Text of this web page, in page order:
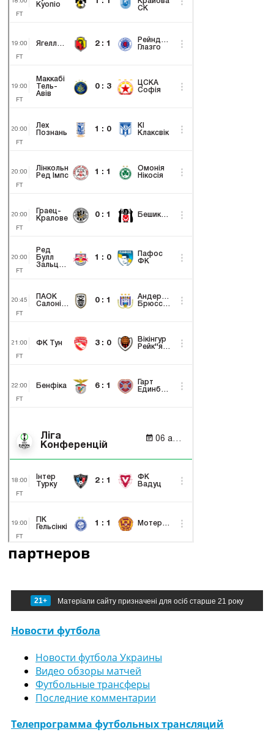
партнеров
21+ Матеріали сайту призначені для осіб старше 21 року
Новости футбола
Новости футбола Украины
Видео обзоры матчей
Футбольные трансферы
Последние комментарии
Телепрограмма футбольных трансляций